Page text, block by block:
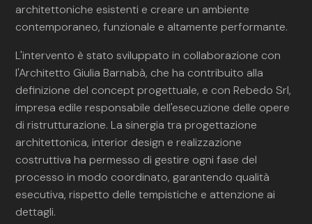
architettoniche esistenti e creare un ambiente
contemporaneo, funzionale e altamente performante.
L'intervento è stato sviluppato in collaborazione con
l'Architetto Giulia Barnabà, che ha contribuito alla
definizione del concept progettuale, e con Rebedo Srl,
impresa edile responsabile dell'esecuzione delle opere
di ristrutturazione. La sinergia tra progettazione
architettonica, interior design e realizzazione
costruttiva ha permesso di gestire ogni fase del
processo in modo coordinato, garantendo qualità
esecutiva, rispetto delle tempistiche e attenzione ai
dettagli.